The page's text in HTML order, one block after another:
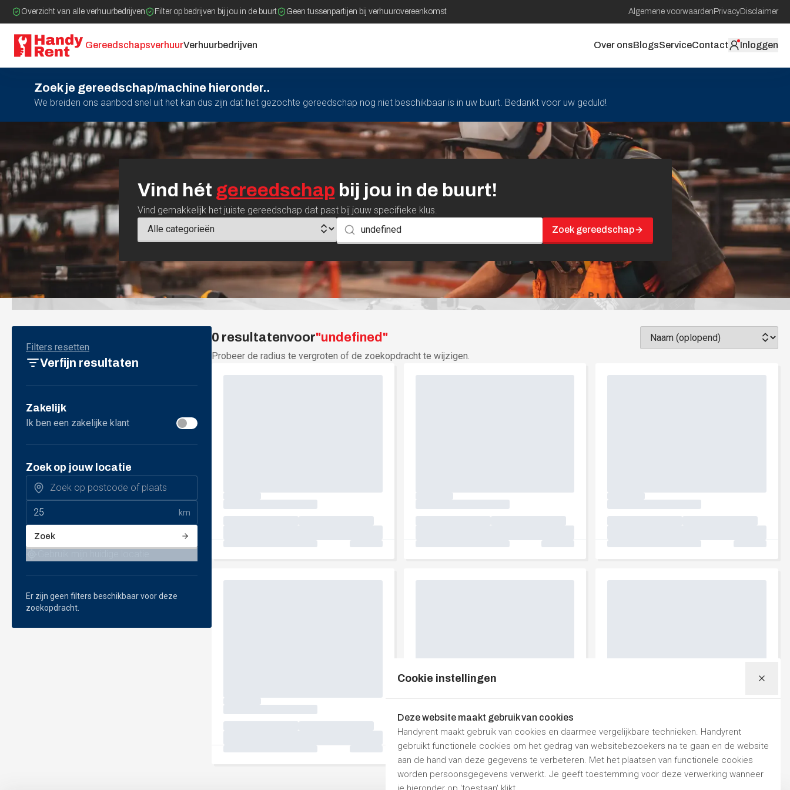
Overzicht van alle verhuurbedrijven Filter op bedrijven bij jou in de buurt Geen tussenpartijen bij verhuurovereenkomst Algemene voorwaarden PrivacyDisclaimer
GereedschapsverhuurVerhuurbedrijven Over onsBlogsServiceContact Inloggen
Zoek je gereedschap/machine hieronder..
We breiden ons aanbod snel uit het kan dus zijn dat het gezochte gereedschap nog niet beschikbaar is in uw buurt. Bedankt voor uw geduld!
Vind hét gereedschap bij jou in de buurt!
Vind gemakkelijk het juiste gereedschap dat past bij jouw specifieke klus.
Zoek gereedschap
Filters resetten
Verfijn resultaten
Zakelijk
Ik ben een zakelijke klant
Zoek op jouw locatie
km
Zoek
Er zijn geen filters beschikbaar voor deze
zoekopdracht.
voor"undefined "
Probeer de radius te vergroten of de zoekopdracht te wijzigen.
Cookie instellingen
Deze website maakt gebruik van cookies
Handyrent maakt gebruik van cookies en daarmee vergelijkbare technieken. Handyrent
gebruikt functionele cookies om het gedrag van websitebezoekers na te gaan en de website
aan de hand van deze gegevens te verbeteren. Met het plaatsen van functionele cookies
worden persoonsgegevens verwerkt. Je geeft toestemming voor deze verwerking wanneer